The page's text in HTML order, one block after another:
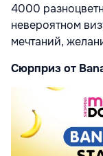
4000
невероятном
мечтаний,
Сюрприз от